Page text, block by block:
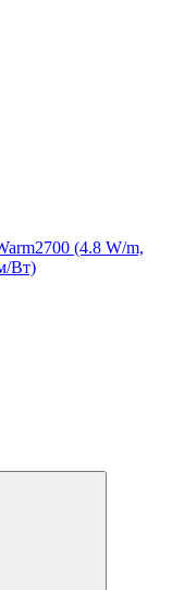
(4.8 W/m,
Вт)